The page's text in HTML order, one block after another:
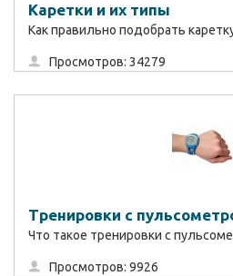
Каретки и их типы
Как правильно подобрать
Просмотров: 34279
Тренировки с
Что такое тренировки с
Просмотров: 9926